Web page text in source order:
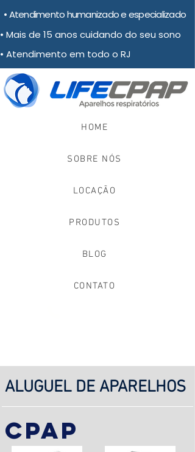
• Atendimento humanizado e especializado
• Mais de 15 anos cuidando do seu sono
• Atendimento em todo o RJ
HOME
SOBRE NÓS
LOCAÇÃO
PRODUTOS
BLOG
CONTATO
ALUGUEL DE APARELHOS
CPAp